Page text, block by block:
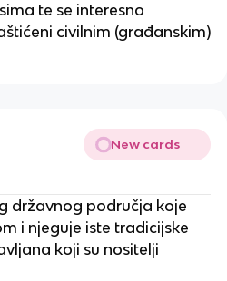
te se interesno
civilnim (građanskim)
New cards
državnog područja koje
i njeguje iste tradicijske
koji su nositelji